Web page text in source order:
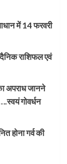
में 14 फरवरी
राशिफल एवं
अपराध जानने
गोवर्धन
होना गर्व की